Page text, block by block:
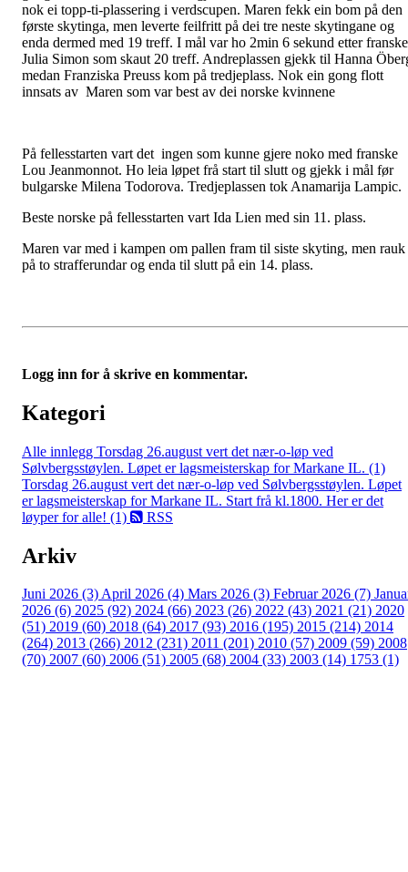
nok ei topp-ti-plassering i verdscupen. Maren fekk ein bom på den
første skytinga, men leverte feilfritt på dei tre neste skytingane og
enda dermed med 19 treff. I mål var ho 2min 6 sekund etter franske
Julia Simon som skaut 20 treff. Andreplassen gjekk til Hanna
medan Franziska Preuss kom på tredjeplass. Nok ein gong flott
innsats av Maren som var best av dei norske kvinnene
På fellesstarten vart det ingen som kunne gjere noko med franske
Lou Jeanmonnot. Ho leia løpet frå start til slutt og gjekk i mål før
bulgarske Milena Todorova. Tredjeplassen tok Anamarija Lampic.
Beste norske på fellesstarten vart Ida Lien med sin 11. plass.
Maren var med i kampen om pallen fram til siste skyting, men rauk
på to strafferundar og enda til slutt på ein 14. plass.
Logg inn for å skrive en kommentar.
Kategori
Alle innlegg Torsdag 26.august vert det nær-o-løp ved
Sølvbergsstøylen. Løpet er lagsmeisterskap for Markane IL. (1)
Torsdag 26.august vert det nær-o-løp ved Sølvbergsstøylen. Løpet
er lagsmeisterskap for Markane IL. Start frå kl.1800. Her er det
løyper for alle! (1)
RSS
Arkiv
Juni 2026 (3)April 2026 (4) Mars 2026 (3) Februar 2026 (7)
2026 (6) 2025 (92) 2024 (66) 2023 (26) 2022 (43) 2021 (21) 2020
(51) 2019 (60) 2018 (64) 2017 (93) 2016 (195) 2015 (214) 2014
(264) 2013 (266) 2012 (231) 2011 (201) 2010 (57) 2009 (59) 2008
(70) 2007 (60) 2006 (51) 2005 (68) 2004 (33) 2003 (14) 1753 (1)